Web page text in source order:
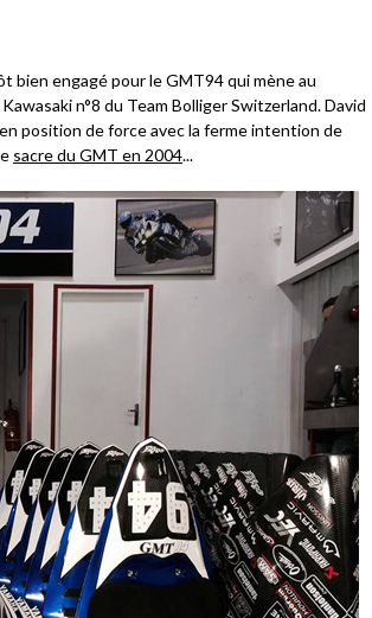
bien engagé pour le GMT94 qui mène au
n°8 du Team Bolliger Switzerland. David
position de force avec la ferme intention de
sacre du GMT en 2004...